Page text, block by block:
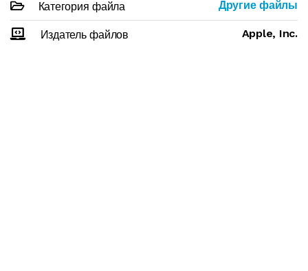
Категория файла Другие файлы
Издатель файлов Apple, Inc.